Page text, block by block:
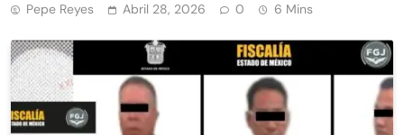
Pepe Reyes Abril 28, 2026 0 6 Mins